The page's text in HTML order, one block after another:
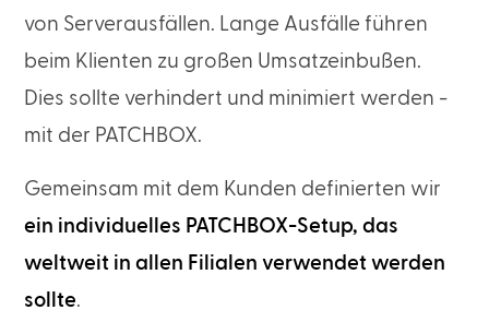
von Serverausfällen. Lange Ausfälle führen
beim Klienten zu großen Umsatzeinbußen.
Dies sollte verhindert und minimiert werden -
mit der PATCHBOX.
Gemeinsam mit dem Kunden definierten wir
ein individuelles PATCHBOX-Setup, das
weltweit in allen Filialen verwendet werden
sollte.